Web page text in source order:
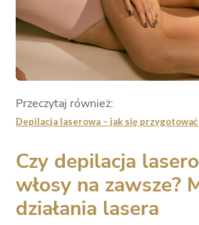
Przeczytaj również:
Depilacja laserowa – jak się
Czy depilacja
włosy na zawsze?
działania lasera